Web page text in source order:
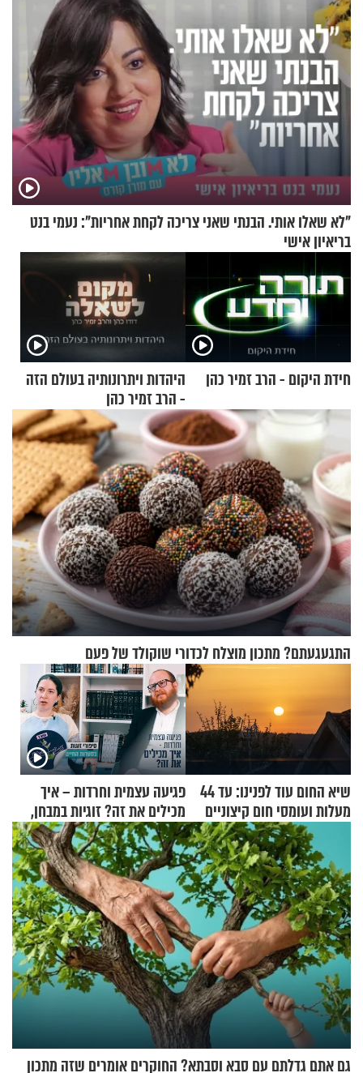
"לא שאלו אותי. הבנתי שאני צריכה לקחת אחריות": נעמי בנט
בריאיון אישי
חידת היקום - הרב זמיר כהן
היהדות ויתרונותיה בעולם הזה
- הרב זמיר כהן
התגעגעתם? מתכון מוצלח לכדורי שוקולד של פעם
שיא החום עוד לפנינו: עד 44
מעלות ועומסי חום קיצוניים
פגיעה עצמית וחרדות – איך
מכילים את זה? זוגיות במבחן,
הפעם עם יהודית ואלתר כהן
גם אתם גדלתם עם סבא וסבתא? החוקרים אומרים שזה מתכון